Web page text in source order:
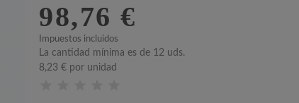
98,76 €
Impuestos incluidos
La cantidad mínima es de 12 uds.
8,23 € por unidad